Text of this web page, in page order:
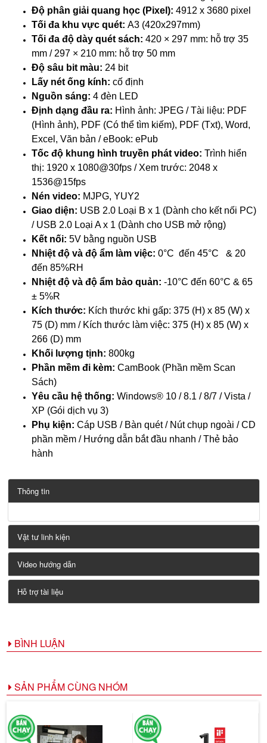
Độ phân giải quang học (Pixel): 4912 x 3680 pixel
Tối đa khu vực quét: A3 (420x297mm)
Tối đa độ dày quét sách: 420 × 297 mm: hỗ trợ 35
mm / 297 × 210 mm: hỗ trợ 50 mm
Độ sâu bit màu: 24 bit
Lấy nét ống kính: cố định
Nguồn sáng: 4 đèn LED
Định dạng đầu ra: Hình ảnh: JPEG / Tài liệu: PDF
(Hình ảnh), PDF (Có thể tìm kiếm), PDF (Txt), Word,
Excel, Văn bản / eBook: ePub
Tốc độ khung hình truyền phát video: Trình hiển
thị: 1920 x 1080@30fps / Xem trước: 2048 x
1536@15fps
Nén video: MJPG, YUY2
Giao diện: USB 2.0 Loại B x 1 (Dành cho kết nối PC)
/ USB 2.0 Loại A x 1 (Dành cho USB mở rộng)
Kết nối: 5V bằng nguồn USB
Nhiệt độ và độ ẩm làm việc: 0°C đến 45°C
& 20
đến 85%RH
Nhiệt độ và độ ẩm bảo quản: -10°C đến 60°C & 65
± 5%R
Kích thước: Kích thước khi gấp: 375 (H) x 85 (W) x
75 (D) mm / Kích thước làm việc: 375 (H) x 85 (W) x
266 (D) mm
Khối lượng tịnh: 800kg
Phần mềm đi kèm: CamBook (Phần mềm Scan
Sách)
Yêu cầu hệ thống: Windows® 10 / 8.1 / 8/7 / Vista /
XP (Gói dịch vụ 3)
Phụ kiện: Cáp USB / Bàn quét / Nút chụp ngoài / CD
phần mềm / Hướng dẫn bắt đầu nhanh / Thẻ bảo
hành
Thông tin
Vật tư linh kiện
Video hướng dẫn
Hỗ trợ tài liệu
BÌNH LUẬN
SẢN PHẨM CÙNG NHÓM